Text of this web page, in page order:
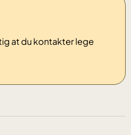
at du kontakter lege